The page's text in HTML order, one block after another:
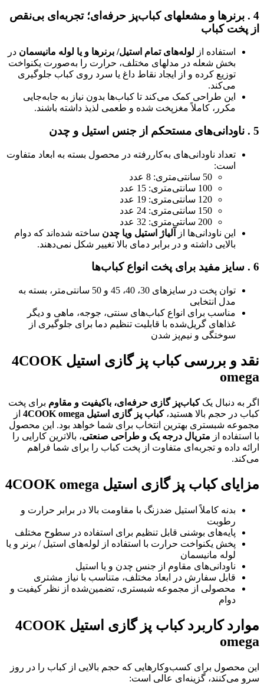
4
. برنرها و مشعلهای کباب‌پز حرفه‌ای؛ تجربه‌ای بی‌نقص
از پخت کباب
استفاده از لوله‌های تمام استیل/ برنرها و یا لوله مانیسمان در
بخش شعله در مدلهای مختلف، حرارت را به‌صورت یکنواخت
توزیع کرده و از ایجاد نقاط داغ یا سرد روی کباب جلوگیری
می‌کند.
این طراحی کمک می‌کند تا کباب‌ها بدون نیاز به جابه‌جایی
مکرر، کاملاً مغزپخت شده و طعمی لذیذ داشته باشند.
5
. ناودانی‌های مستحکم از جنس استیل و چدن
تعداد ناودانی‌های به‌کاررفته در محصول بسته به ابعاد متفاوت
است:
50 سانتی‌متری: 8 عدد
100 سانتی‌متری: 15 عدد
120 سانتی‌متری: 19 عدد
150 سانتی‌متری: 24 عدد
200 سانتی‌متری: 32 عدد
این ناودانی‌ها از
آلیاژ استیل ویا چدن ساخته شده‌اند که دوام
بالایی داشته و در برابر دمای بالا تغییر شکل نمی‌دهند.
6
. سایز مفید برای پخت انواع کباب‌ها
توان پخت در سایزهای 30، 40، 45 و 50 سانتی‌متر، بسته به
مدل انتخابی
مناسب برای انواع کباب‌های سنتی، جوجه، ماهی و دیگر
غذاهای گریل‌شده با قابلیت تنظیم دما برای جلوگیری از
سوختگی و نیم‌پز شدن
نقد و بررسی کباب پز گازی استیل 4COOK
omega
اگر به دنبال یککباب‌پز گازی حرفه‌ای، باکیفیت و مقاوم برای پخت
کباب در حجم بالا هستید،کباب پز گازی استیل 4COOK omega از
مجموعه شبستری بهترین انتخاب برای شما خواهد بود. این محصول
با استفاده از متریال درجه یک و طراحی صنعتی، بالاترین کارایی را
ارائه داده و تجربه‌ای متفاوت از پخت کباب را برای شما فراهم
می‌کند.
مزایای کباب پز گازی استیل 4COOK omega
بدنه کاملاً استیل ضدزنگ با مقاومت بالا در برابر حرارت و
رطوبت
پایه‌های بوشنی قابل تنظیم برای استفاده در سطوح مختلف
پخش یکنواخت حرارت با استفاده از لوله‌های استیل / برنر و یا
لوله مانیسمان
ناودانی‌های مقاوم از جنس چدن و یا استیل
قابل سفارش در ابعاد مختلف، متناسب با نیاز مشتری
محصولی از مجموعه شبستری، تضمین‌شده از نظر کیفیت و
دوام
موارد کاربرد کباب پز گازی استیل 4COOK
omega
این محصول برای کسب‌وکارهایی که حجم بالایی از کباب را در روز
سرو می‌کنند، گزینه‌ای عالی است: